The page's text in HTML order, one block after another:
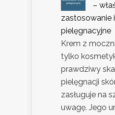
–
zastosowanie
pielęgnacyjne
Krem z
tylko
prawdziwy
pielęgnacji
zasługuje na
uwagę. Jego